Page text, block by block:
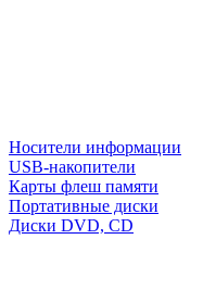
Носители информации
USB-накопители
Карты флеш памяти
Портативные диски
Диски DVD, CD